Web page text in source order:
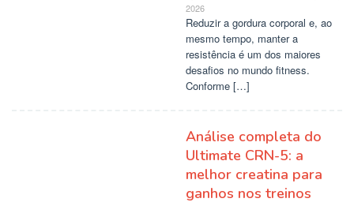
2026
Reduzir a gordura corporal e, ao
mesmo tempo, manter a
resistência é um dos maiores
desafios no mundo fitness.
Conforme […]
Análise completa do
Ultimate CRN-5: a
melhor creatina para
ganhos nos treinos